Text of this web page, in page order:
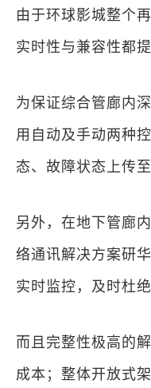
由于环球影城整个
实时性与兼容性都
为保证综合管廊内
用自动及手动两种
态、故障状态上传
另外，在地下管廊
络通讯解决方案研
实时监控，及时杜
而且完整性极高的
成本；整体开放式